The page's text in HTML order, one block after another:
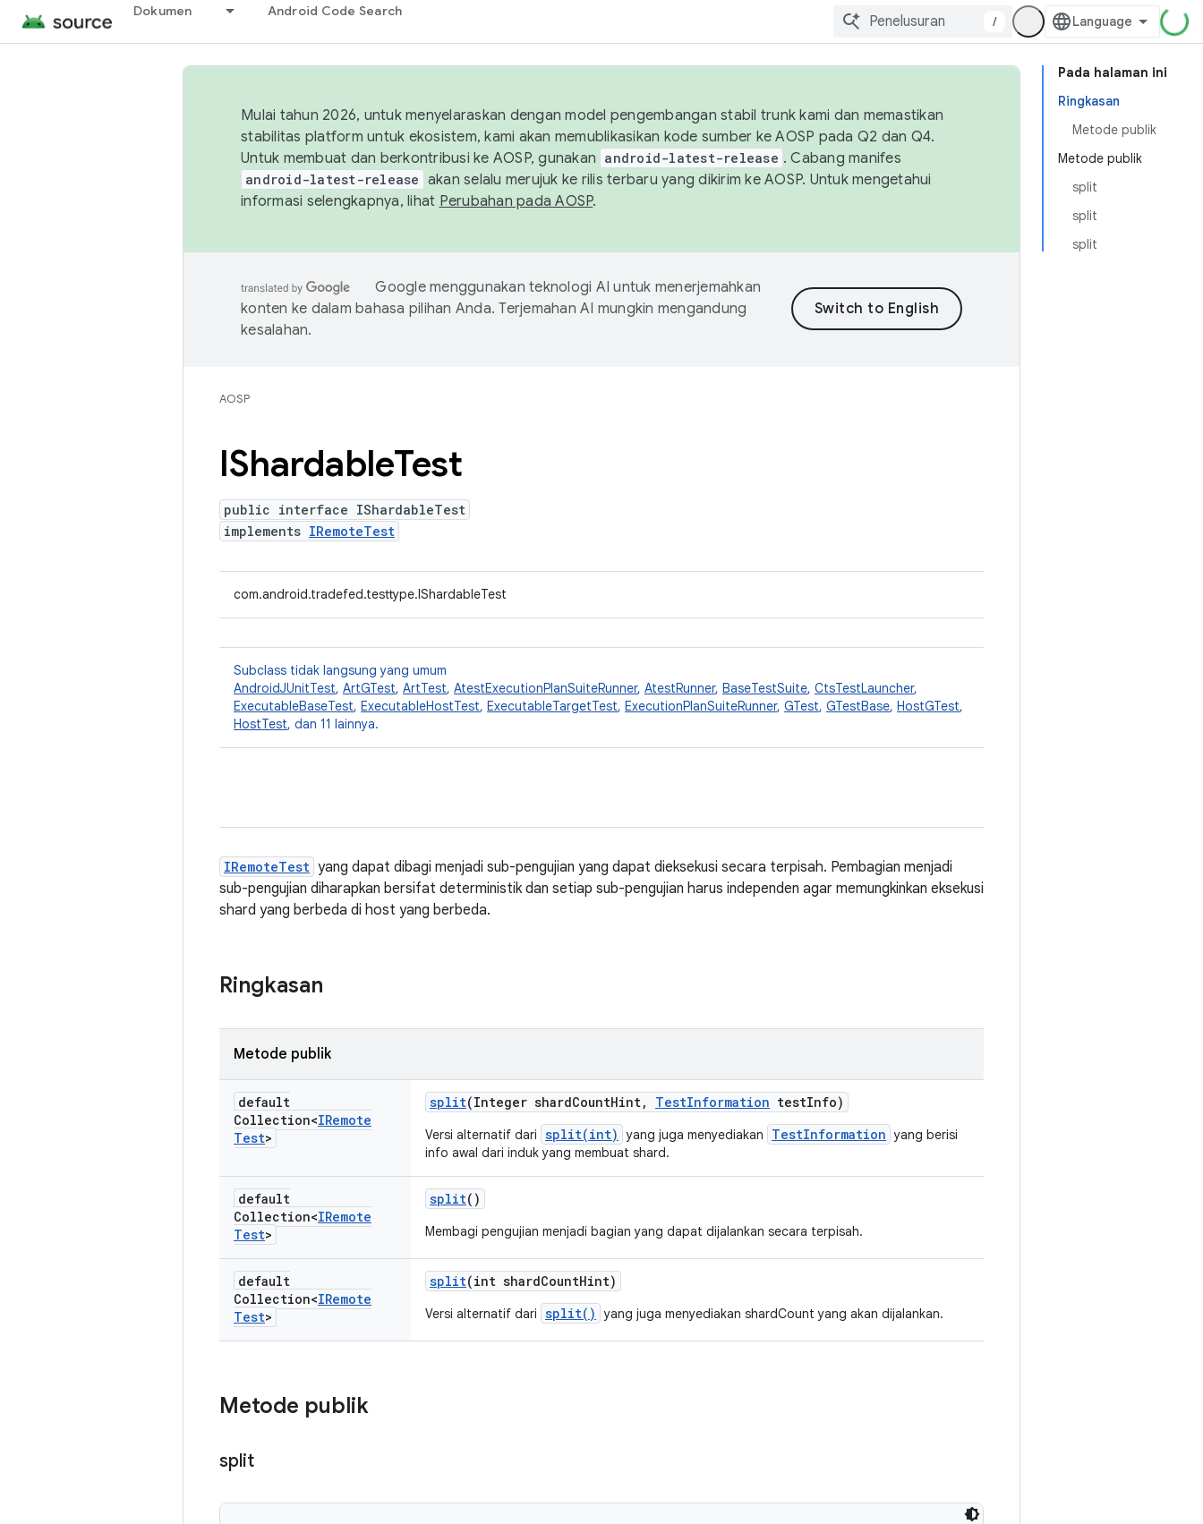
Dokumen Android Code Search
/
Pada halaman ini
Ringkasan
Metode publik
Metode publik
split
split
split
Mulai tahun 2026, untuk menyelaraskan dengan model pengembangan stabil trunk kami dan memastikan
stabilitas platform untuk ekosistem, kami akan memublikasikan kode sumber ke AOSP pada Q2 dan Q4.
Untuk membuat dan berkontribusi ke AOSP, gunakan android-latest-release . Cabang manifes
android-latest-release akan selalu merujuk ke rilis terbaru yang dikirim ke AOSP. Untuk mengetahui
informasi selengkapnya, lihat Perubahan pada AOSP.
Google menggunakan teknologi AI untuk menerjemahkan
konten ke dalam bahasa pilihan Anda. Terjemahan AI mungkin mengandung
kesalahan.
AOSP
IShardableTest
public interface IShardableTest
implements IRemoteTest
com.android.tradefed.testtype.IShardableTest
Subclass tidak langsung yang umum
AndroidJUnitTest, ArtGTest, ArtTest, AtestExecutionPlanSuiteRunner, AtestRunner, BaseTestSuite, CtsTestLauncher,
ExecutableBaseTest, ExecutableHostTest, ExecutableTargetTest, ExecutionPlanSuiteRunner, GTest, GTestBase, HostGTest,
HostTest, dan 11 lainnya.
IRemoteTest yang dapat dibagi menjadi sub-pengujian yang dapat dieksekusi secara terpisah. Pembagian menjadi
sub-pengujian diharapkan bersifat deterministik dan setiap sub-pengujian harus independen agar memungkinkan eksekusi
shard yang berbeda di host yang berbeda.
Ringkasan
Metode publik
default
Collection<IRemote
Test>
split(Integer shardCountHint, TestInformation testInfo)
Versi alternatif dari split(int) yang juga menyediakan TestInformation yang berisi
info awal dari induk yang membuat shard.
default
Collection<IRemote
Test>
split()
Membagi pengujian menjadi bagian yang dapat dijalankan secara terpisah.
default
Collection<IRemote
Test>
split(int shardCountHint)
Versi alternatif dari split() yang juga menyediakan shardCount yang akan dijalankan.
Metode publik
split